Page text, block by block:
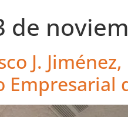
de
J.
Empresarial